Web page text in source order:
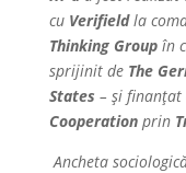
cu Verifieldla
Thinking Groupîn
sprijinit de The
States – și finanțat
Cooperationprin
Ancheta